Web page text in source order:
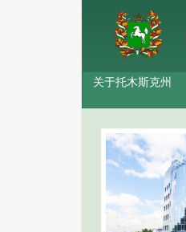
关于托木斯克州